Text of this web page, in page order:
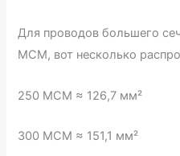
Для проводов большего
MCM, вот несколько
250 MCM ≈ 126,7 мм²
300 MCM ≈ 151,1 мм²